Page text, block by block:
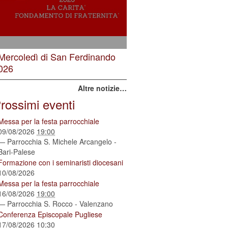
di San Ferdinando
Altre notizie…
eventi
per la festa parrocchiale
08/2026 19:00
Parrocchia S. Michele Arcangelo -
Palese
con i seminaristi diocesani
08/2026
per la festa parrocchiale
08/2026 19:00
Parrocchia S. Rocco - Valenzano
Episcopale Pugliese
08/2026 10:30